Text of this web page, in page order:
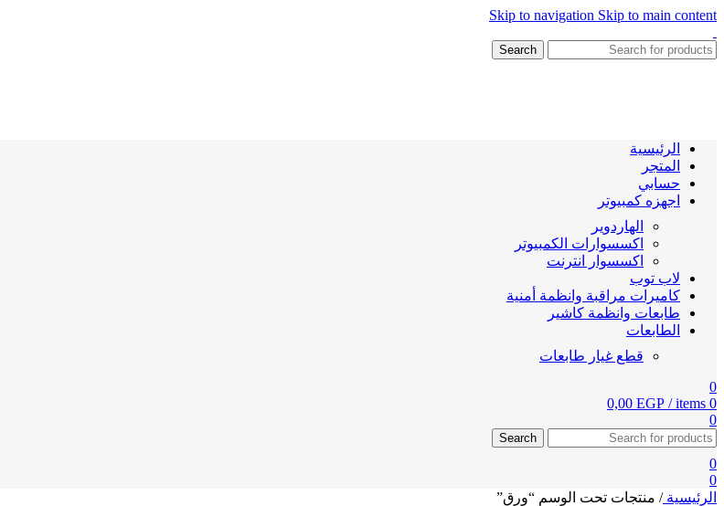
Skip to navigation Skip to main content
Search
الرئيسية
المتجر
حسابي
اجهزه كمبيوتر
الهاردوير
اكسسوارات الكمبيوتر
اكسسوار انترنت
لاب توب
كاميرات مراقبة وانظمة أمنية
طابعات وانظمة كاشير
الطابعات
قطع غيار طابعات
0
0
items
/
0,00 EGP
0
Search
0
0
الرئيسية/ منتجات تحت الوسم “ورق”